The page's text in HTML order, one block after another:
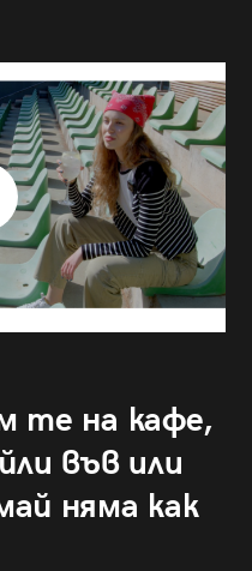
те на кафе,
във или
няма как